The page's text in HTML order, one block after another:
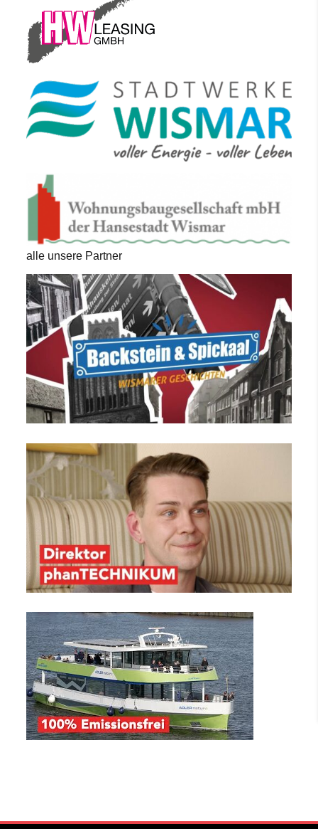
alle unsere Partner